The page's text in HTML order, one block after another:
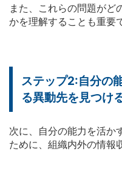
また、これらの問題がど
かを理解することも重要
ステップ2:自分の
る異動先を見つけ
次に、自分の能力を活か
ために、組織内外の情報